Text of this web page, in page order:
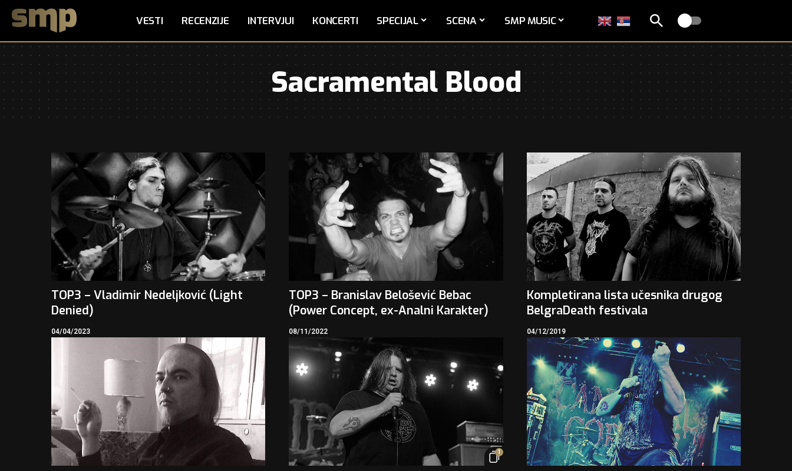
VESTI RECENZIJE INTERVJUI KONCERTI SPECIJAL SCENA SMP MUSIC
Sacramental Blood
TOP3 – Vladimir Nedeljković (Light
Denied)
04/04/2023
TOP3 – Branislav Belošević Bebac
(Power Concept, ex-Analni Karakter)
08/11/2022
Kompletirana lista učesnika drugog
BelgraDeath festivala
04/12/2019
1